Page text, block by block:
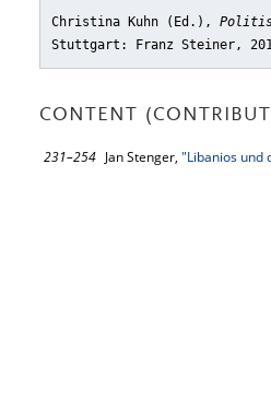
Christina Kuhn (Ed.),
Stuttgart: Franz Steiner,
CONTENT
231–254 Jan Stenger, "Libanios und